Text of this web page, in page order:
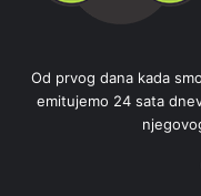
Od prvog dana kada
emitujemo 24 sata